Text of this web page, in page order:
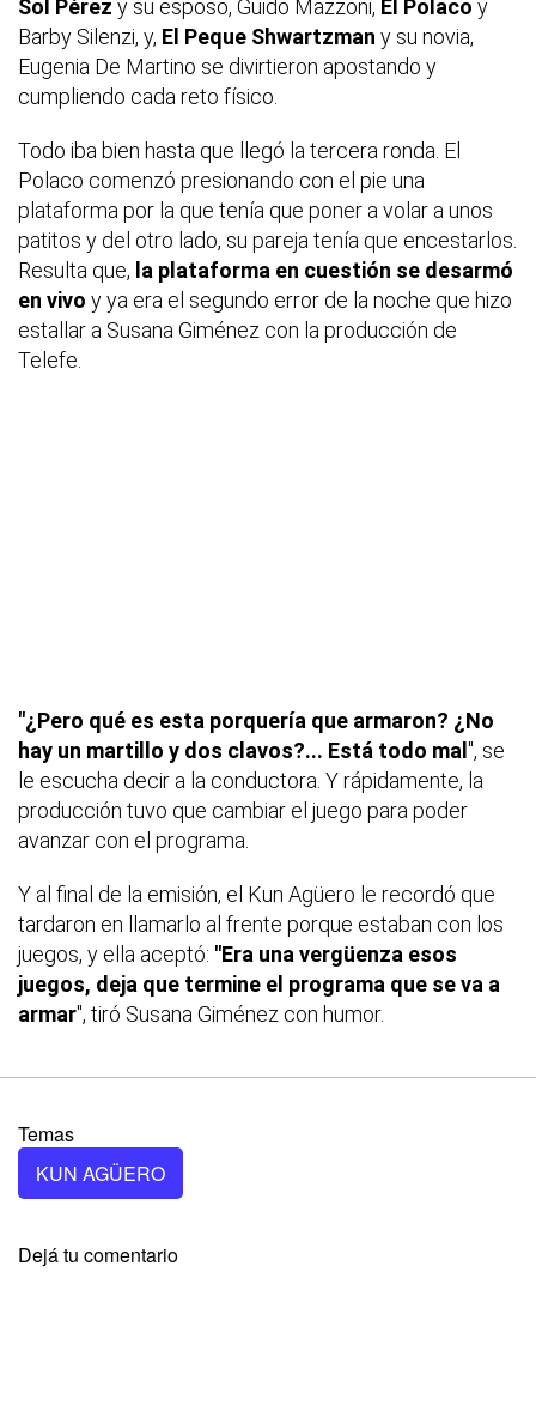
Sol Pérez y su esposo, Guido Mazzoni, El Polaco y
Barby Silenzi, y, El Peque Shwartzman y su novia,
Eugenia De Martino se divirtieron apostando y
cumpliendo cada reto físico.
Todo iba bien hasta que llegó la tercera ronda. El
Polaco comenzó presionando con el pie una
plataforma por la que tenía que poner a volar a unos
patitos y del otro lado, su pareja tenía que encestarlos.
Resulta que, la plataforma en cuestión se desarmó
en vivo y ya era el segundo error de la noche que hizo
estallar a Susana Giménez con la producción de
Telefe.
"¿Pero qué es esta porquería que armaron? ¿No
hay un martillo y dos clavos?... Está todo mal", se
le escucha decir a la conductora. Y rápidamente, la
producción tuvo que cambiar el juego para poder
avanzar con el programa.
Y al final de la emisión, el Kun Agüero le recordó que
tardaron en llamarlo al frente porque estaban con los
juegos, y ella aceptó: "Era una vergüenza esos
juegos, deja que termine el programa que se va a
armar", tiró Susana Giménez con humor.
Temas
KUN AGÜERO
Dejá tu comentario